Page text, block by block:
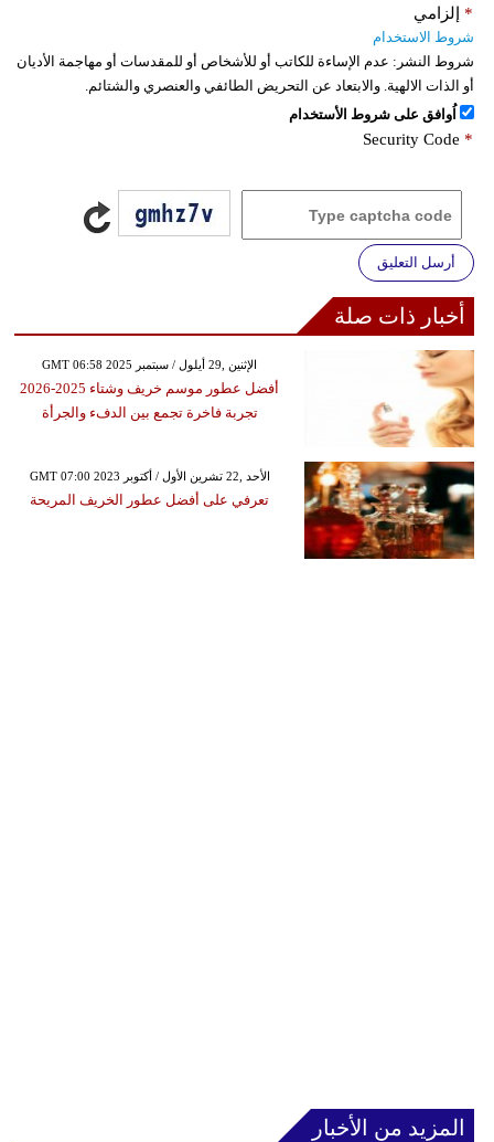
إلزامي *
شروط الاستخدام
شروط النشر: عدم الإساءة للكاتب أو للأشخاص أو للمقدسات أو مهاجمة الأديان
أو الذات الالهية. والابتعاد عن التحريض الطائفي والعنصري والشتائم.
اُوافق على شروط الأستخدام
Security Code *
أرسل التعليق
أخبار ذات صلة
GMT 06:58 2025 الإثنين ,29 أيلول / سبتمبر
أفضل عطور موسم خريف وشتاء 2025-2026
تجربة فاخرة تجمع بين الدفء والجرأة
GMT 07:00 2023 الأحد ,22 تشرين الأول / أكتوبر
تعرفي على أفضل عطور الخريف المريحة
المزيد من الأخبار